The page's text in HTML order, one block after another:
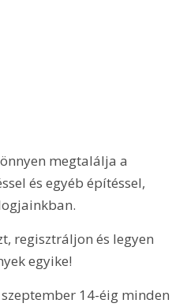
megtalálja a
és egyéb építéssel,
regisztráljon és legyen
egyike!
14-éig minden